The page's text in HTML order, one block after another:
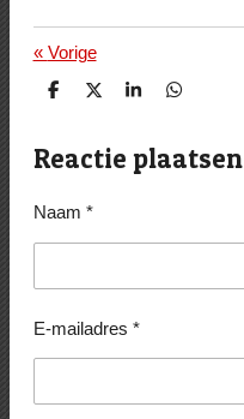
« Vorige
D
e
n
D
l
S
r
e
D
e
n
Reactie plaatsen
Naam *
E-mailadres *